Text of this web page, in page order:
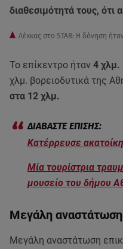
διαθεσιμότητά τους, ότι
Λέκκας στο STAR: Η δόνηση
Το επίκεντρο ήταν 4 χλμ.
χλμ. βορειοδυτικά της
στα 12 χλμ.
Κατέρρευσε
Μία τουρίστρια
μουσείο του δήμου
Μεγάλη
Μεγάλη αναστάτωση